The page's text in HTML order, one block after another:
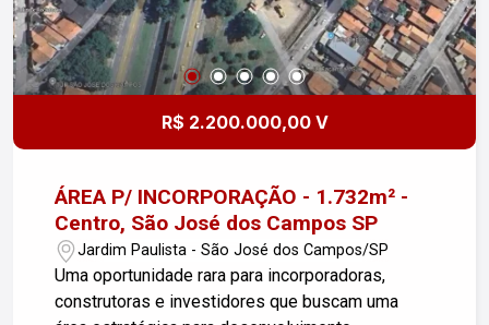
R$ 2.200.000,00 V
ÁREA P/ INCORPORAÇÃO - 1.732m² -
Centro, São José dos Campos SP
Jardim Paulista - São José dos Campos/SP
Uma oportunidade rara para incorporadoras,
construtoras e investidores que buscam uma